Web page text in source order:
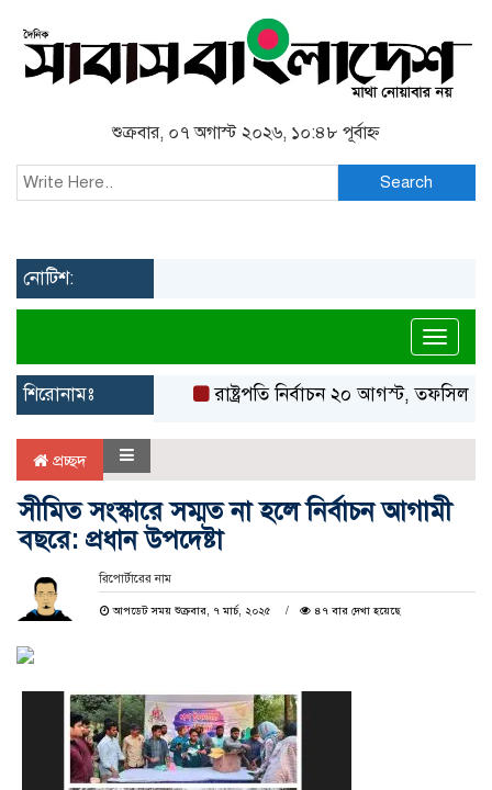
শুক্রবার, ০৭ অগাস্ট ২০২৬, ১০:৪৮ পূর্বাহ্ন
Search
নোটিশ:
শিরোনামঃ রাষ্ট্রপতি নির্বাচন ২০ আগস্ট, তফসিল
প্রচ্ছদ
সীমিত সংস্কারে সম্মত না হলে নির্বাচন আগামী
বছরে: প্রধান উপদেষ্টা
রিপোর্টারের নাম
আপডেট সময় শুক্রবার, ৭ মার্চ, ২০২৫ ৪৭ বার দেখা হয়েছে